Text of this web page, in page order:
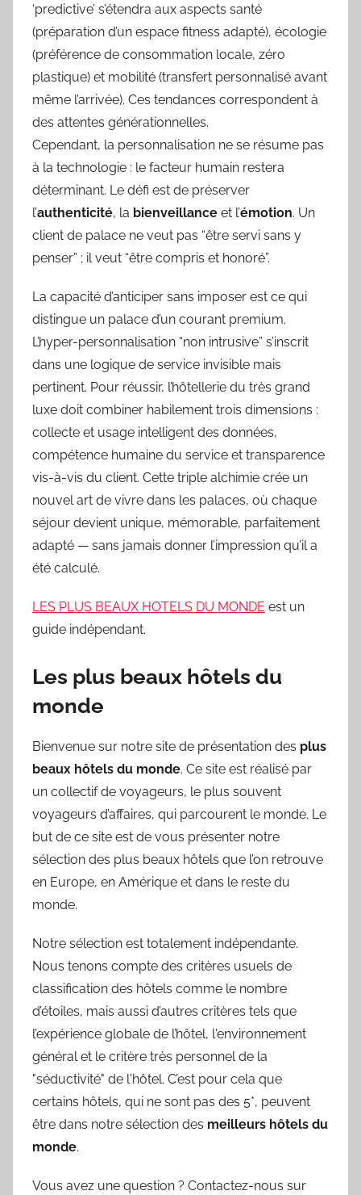
‘predictive’ s’étendra aux aspects santé
(préparation d’un espace fitness adapté), écologie
(préférence de consommation locale, zéro
plastique) et mobilité (transfert personnalisé avant
même l’arrivée). Ces tendances correspondent à
des attentes générationnelles.
Cependant, la personnalisation ne se résume pas
à la technologie : le facteur humain restera
déterminant. Le défi est de préserver
l’authenticité, la bienveillance et l’émotion. Un
client de palace ne veut pas “être servi sans y
penser” ; il veut “être compris et honoré”.
La capacité d’anticiper sans imposer est ce qui
distingue un palace d’un courant premium.
L’hyper-personnalisation “non intrusive” s’inscrit
dans une logique de service invisible mais
pertinent. Pour réussir, l’hôtellerie du très grand
luxe doit combiner habilement trois dimensions :
collecte et usage intelligent des données,
compétence humaine du service et transparence
vis-à-vis du client. Cette triple alchimie crée un
nouvel art de vivre dans les palaces, où chaque
séjour devient unique, mémorable, parfaitement
adapté — sans jamais donner l’impression qu’il a
été calculé.
LES PLUS BEAUX HOTELS DU MONDE est un
guide indépendant.
Les plus beaux hôtels du
monde
Bienvenue sur notre site de présentation des plus
beaux hôtels du monde. Ce site est réalisé par
un collectif de voyageurs, le plus souvent
voyageurs d’affaires, qui parcourent le monde. Le
but de ce site est de vous présenter notre
sélection des plus beaux hôtels que l’on retrouve
en Europe, en Amérique et dans le reste du
monde.
Notre sélection est totalement indépendante.
Nous tenons compte des critères usuels de
classification des hôtels comme le nombre
d’étoiles, mais aussi d’autres critères tels que
l’expérience globale de l’hôtel, l'environnement
général et le critère très personnel de la
"séductivité" de l'hôtel. C’est pour cela que
certains hôtels, qui ne sont pas des 5*, peuvent
être dans notre sélection des meilleurs hôtels du
monde.
Vous avez une question ? Contactez-nous sur